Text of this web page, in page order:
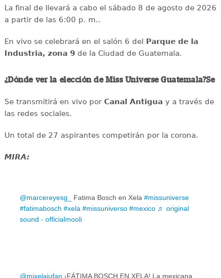
La final de llevará a cabo el sábado 8 de agosto de 2026
a partir de las 6:00 p. m..
En vivo se celebrará en el salón 6 del Parque de la
Industria, zona 9de la Ciudad de Guatemala.
¿Dónde ver la elección de Miss Universe Guatemala?Se
Se transmitirá en vivo porCanal Antigua y a través de
las redes sociales.
Un total de 27 aspirantes competirán por la corona.
MIRA:
@marcereyesg_ Fatima Bosch en Xela #missuniverse
#fatimabosch #xela #missuniverso #mexico ♬ original
sound - officialmooli
@mixelajufan ¡FÁTIMA BOSCH EN XELA! La mexicana